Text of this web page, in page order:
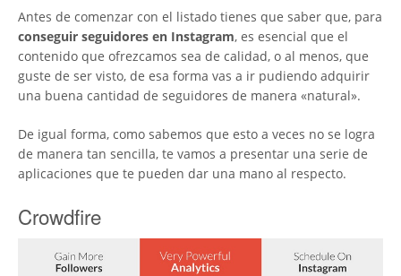
Antes de comenzar con el listado tienes que saber que, para
conseguir seguidores en Instagram, es esencial que el
contenido que ofrezcamos sea de calidad, o al menos, que
guste de ser visto, de esa forma vas a ir pudiendo adquirir
una buena cantidad de seguidores de manera «natural».
De igual forma, como sabemos que esto a veces no se logra
de manera tan sencilla, te vamos a presentar una serie de
aplicaciones que te pueden dar una mano al respecto.
Crowdfire